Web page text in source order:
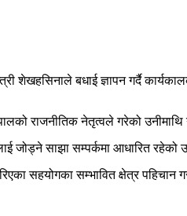
शेखहसिनाले बधाई ज्ञापन गर्दै
राजनीतिक नेतृत्वले गरेको
जोड्ने साझा सम्पर्कमा आधारित
सहयोगका सम्भावित क्षेत्र पहिचान